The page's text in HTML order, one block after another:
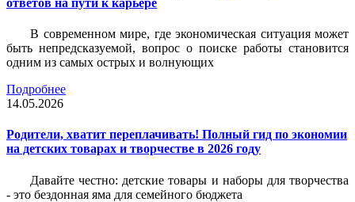
В современном мире, где экономическая ситуация может
быть непредсказуемой, вопрос о поиске работы становится
одним из самых острых и волнующих
Подробнее
14.05.2026
Родители, хватит переплачивать! Полный гид по экономии
на детских товарах и творчестве в 2026 году
Давайте честно: детские товары и наборы для творчества
- это бездонная яма для семейного бюджета